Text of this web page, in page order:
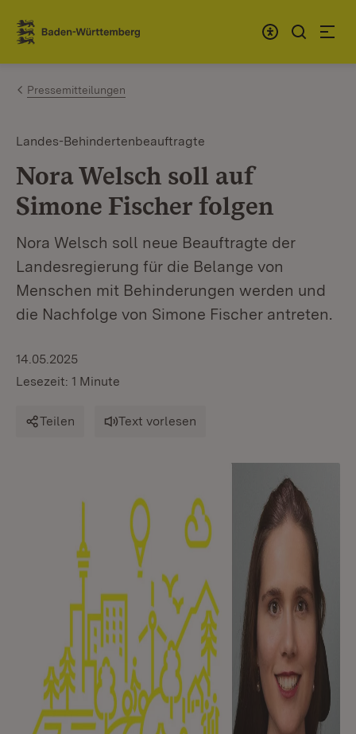
Zum Inhalt springen
Link zur Startseite
Pressemitteilungen
Landes-Behindertenbeauftragte
Nora Welsch soll auf
Simone Fischer folgen
Nora Welsch soll neue Beauftragte der
Landesregierung für die Belange von
Menschen mit Behinderungen werden und
die Nachfolge von Simone Fischer antreten.
14.05.2025
Lesezeit: 1 Minute
Teilen Text vorlesen